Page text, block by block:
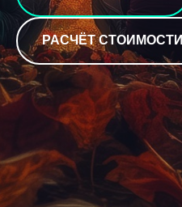
РАСЧЁТ СТОИМОСТИ